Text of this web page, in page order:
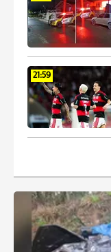
21:59